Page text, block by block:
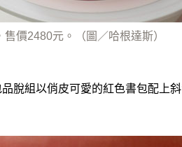
價2480元。（圖／哈根達斯）
脫組以俏皮可愛的紅色書包配上